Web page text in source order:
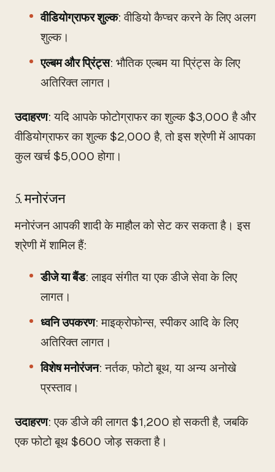
वीडियोग्राफर शुल्क: वीडियो कैप्चर करने के लिए अलग
शुल्क।
एल्बम और प्रिंट्स: भौतिक एल्बम या प्रिंट्स के लिए
अतिरिक्त लागत।
उदाहरण: यदि आपके फोटोग्राफर का शुल्क $3,000 है और
वीडियोग्राफर का शुल्क $2,000 है, तो इस श्रेणी में आपका
कुल खर्च $5,000 होगा।
5. मनोरंजन
मनोरंजन आपकी शादी के माहौल को सेट कर सकता है। इस
श्रेणी में शामिल हैं:
डीजे या बैंड: लाइव संगीत या एक डीजे सेवा के लिए
लागत।
ध्वनि उपकरण: माइक्रोफोन्स, स्पीकर आदि के लिए
अतिरिक्त लागत।
विशेष मनोरंजन: नर्तक, फोटो बूथ, या अन्य अनोखे
प्रस्ताव।
उदाहरण: एक डीजे की लागत $1,200 हो सकती है, जबकि
एक फोटो बूथ $600 जोड़ सकता है।